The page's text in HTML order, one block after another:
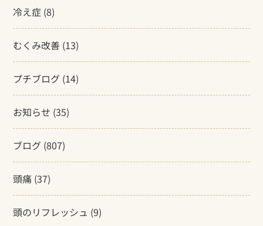
冷え症 (8)
むくみ改善 (13)
プチブログ (14)
お知らせ (35)
ブログ (807)
頭痛 (37)
頭のリフレッシュ (9)